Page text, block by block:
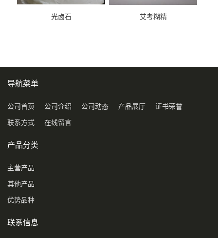
光卤石 艾考糊精
导航菜单
公司首页 公司介绍 公司动态 产品展厅 证书荣誉
联系方式 在线留言
产品分类
主营产品
其他产品
优势品种
联系信息